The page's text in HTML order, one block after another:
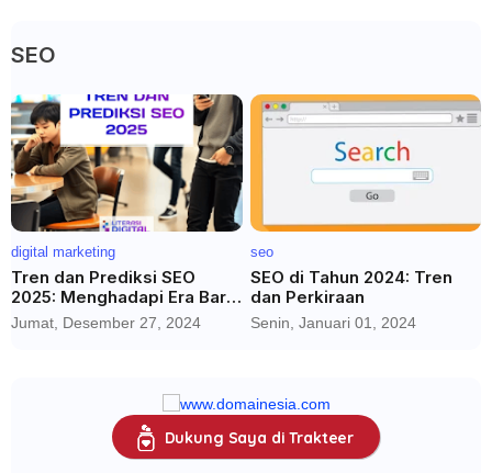
SEO
digital marketing
Tren dan Prediksi SEO
2025: Menghadapi Era Baru
dengan AI dan Media Sosial
Jumat, Desember 27, 2024
seo
SEO di Tahun 2024: Tren
dan Perkiraan
Senin, Januari 01, 2024
Dukung Saya di Trakteer